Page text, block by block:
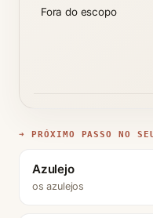
Fora do escopo
➜ PRÓXIMO PASSO NO
Azulejo
os azulejos